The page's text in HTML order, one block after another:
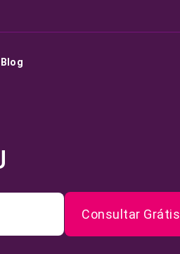
Blog
Consultar Grátis